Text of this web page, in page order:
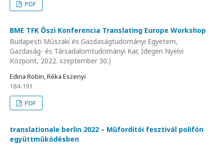
PDF
BME TFK Őszi Konferencia Translating Europe Workshop
Budapesti Műszaki és Gazdaságtudományi Egyetem,
Gazdaság- és Társadalomtudományi Kar, Idegen Nyelvi
Központ, 2022. szeptember 30.)
Edina Robin, Réka Eszenyi
184-191
PDF
translationale berlin 2022 – Műfordítói fesztivál polifón
együttműködésben